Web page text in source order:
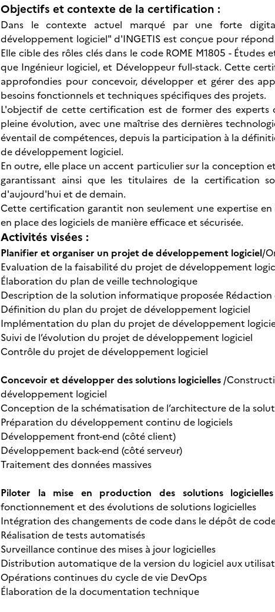
Objectifs et contexte de la certification :
Dans le contexte actuel marqué par une forte
développement logiciel" d'INGETIS est conçue pour
Elle cible des rôles clés dans le code ROME M1805 -
que Ingénieur logiciel, et Développeur full-stack. Cette
approfondies pour concevoir, développer et gérer des
besoins fonctionnels et techniques spécifiques des projets.
L'objectif de cette certification est de former des experts
pleine évolution, avec une maîtrise des dernières
éventail de compétences, depuis la participation à la
de développement logiciel.
En outre, elle place un accent particulier sur la conception
garantissant ainsi que les titulaires de la certification
d'aujourd'hui et de demain.
Cette certification garantit non seulement une expertise
en place des logiciels de manière efficace et sécurisée.
Activités visées :
Planifier et organiser un projet de développement logiciel/
Evaluation de la faisabilité du projet de développement
Élaboration du plan de veille technologique
Description de la solution informatique proposée
Définition du plan du projet de développement logiciel
Implémentation du plan du projet de développement
Suivi de l’évolution du projet de développement logiciel
Contrôle du projet de développement logiciel
Concevoir et développer des solutions logicielles/
développement logiciel
Conception de la schématisation de l’architecture de la
Préparation du développement continu de logiciels
Développement front-end (côté client)
Développement back-end (côté serveur)
Traitement des données massives
Piloter la mise en production des solutions
fonctionnement et des évolutions de solutions logicielles
Intégration des changements de code dans le dépôt de
Réalisation de tests automatisés
Surveillance continue des mises à jour logicielles
Distribution automatique de la version du logiciel aux
Opérations continues du cycle de vie DevOps
Élaboration de la documentation technique